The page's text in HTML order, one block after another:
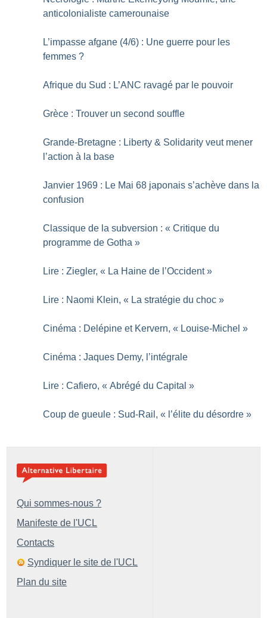
anticolonialiste camerounaise
L’impasse afgane (4/6) : Une guerre pour les
femmes ?
Afrique du Sud : L’ANC ravagé par le pouvoir
Grèce : Trouver un second souffle
Grande-Bretagne : Liberty & Solidarity veut mener
l’action à la base
Janvier 1969 : Le Mai 68 japonais s’achève dans la
confusion
Classique de la subversion : « Critique du
programme de Gotha »
Lire : Ziegler, « La Haine de l’Occident »
Lire : Naomi Klein, « La stratégie du choc »
Cinéma : Delépine et Kervern, « Louise-Michel »
Cinéma : Jaques Demy, l’intégrale
Lire : Cafiero, « Abrégé du Capital »
Coup de gueule : Sud-Rail, « l’élite du désordre »
Qui sommes-nous ?
Manifeste de l'UCL
Contacts
Syndiquer le site de l'UCL
Plan du site